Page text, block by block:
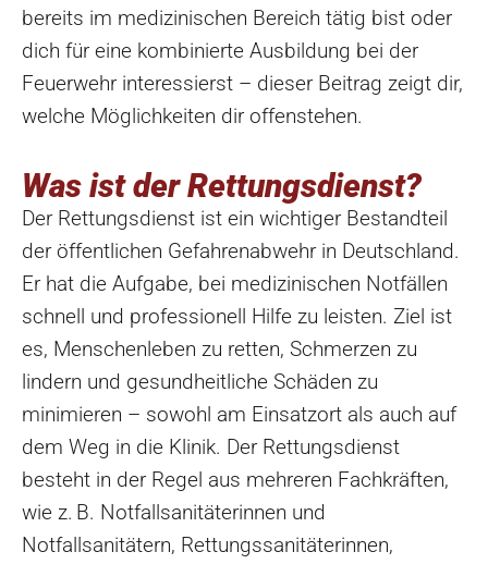
bereits im medizinischen Bereich tätig bist oder
dich für eine kombinierte Ausbildung bei der
Feuerwehr interessierst – dieser Beitrag zeigt dir,
welche Möglichkeiten dir offenstehen.
Was ist der Rettungsdienst?
Der Rettungsdienst ist ein wichtiger Bestandteil
der öffentlichen Gefahrenabwehr in Deutschland.
Er hat die Aufgabe, bei medizinischen Notfällen
schnell und professionell Hilfe zu leisten. Ziel ist
es, Menschenleben zu retten, Schmerzen zu
lindern und gesundheitliche Schäden zu
minimieren – sowohl am Einsatzort als auch auf
dem Weg in die Klinik. Der Rettungsdienst
besteht in der Regel aus mehreren Fachkräften,
wie z. B. Notfallsanitäterinnen und
Notfallsanitätern, Rettungssanitäterinnen,